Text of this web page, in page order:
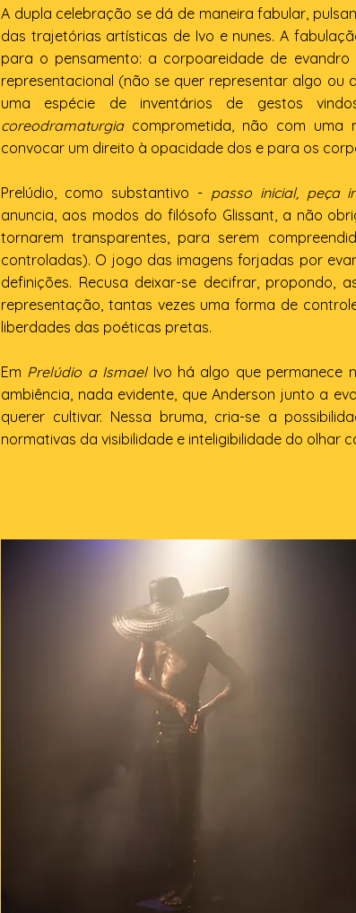
A dupla celebração se dá de maneira fabular,
das trajetórias artísticas de Ivo e nunes. A
para o pensamento: a corpoareidade de
representacional (não se quer representar algo ou
uma espécie de inventários de gestos
coreodramaturgiacomprometida, não com uma
convocar um direito à opacidade dos e para os
Prelúdio, como substantivo - passo inicial, peça
anuncia, aos modos do filósofo Glissant, a não
tornarem transparentes, para serem
controladas). O jogo das imagens forjadas por
definições. Recusa deixar-se decifrar, propondo,
representação, tantas vezes uma forma de
liberdades das poéticas pretas.
Em Prelúdio a IsmaelIvo há algo que permanece
ambiência, nada evidente, que Anderson junto a
querer cultivar. Nessa bruma, cria-se a
normativas da visibilidade e inteligibilidade do olhar